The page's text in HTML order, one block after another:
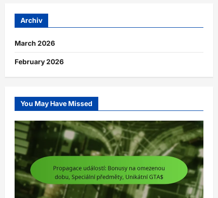
Archiv
March 2026
February 2026
You May Have Missed